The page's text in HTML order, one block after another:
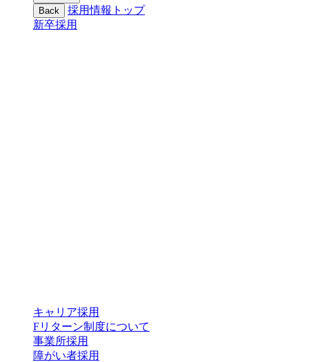
Back
採用情報トップ
新卒採用
キャリア採用
Fリターン制度について
事業所採用
障がい者採用